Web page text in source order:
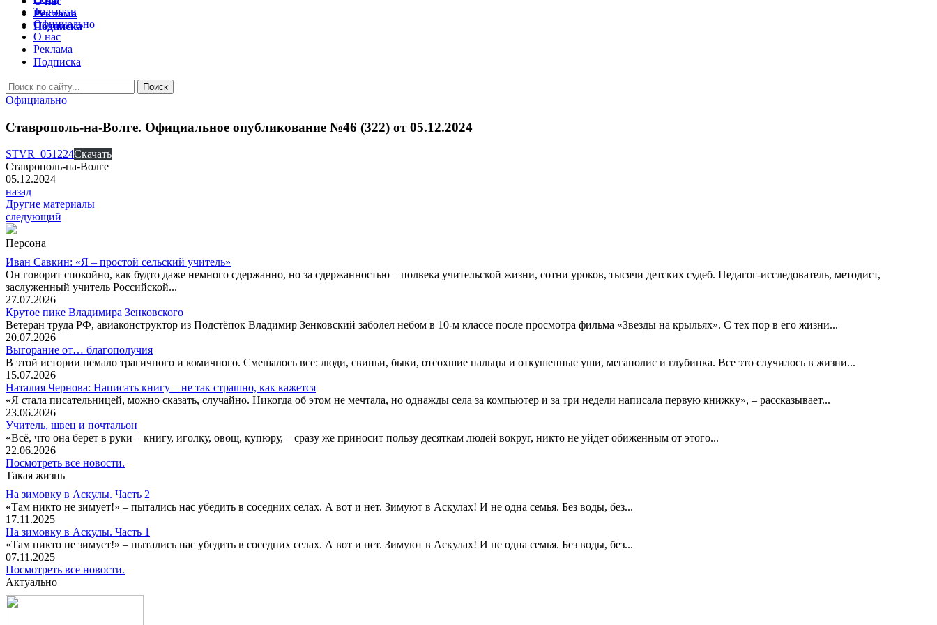
Тольятти
Официально
О нас
Реклама
Подписка
Официально
Ставрополь-на-Волге. Официальное опубликование №46 (322) от 05.12.2024
STVR_051224Скачать
Ставрополь-на-Волге
05.12.2024
назад
Другие материалы
следующий
Персона
Иван Савкин: «Я – простой сельский учитель»
Он говорит спокойно, как будто даже немного сдержанно, но за сдержанностью – полвека учительской жизни, сотни уроков, тысячи детских судеб. Педагог-исследователь, методист,
заслуженный учитель Российской...
27.07.2026
Крутое пике Владимира Зенковского
Ветеран труда РФ, авиаконструктор из Подстёпок Владимир Зенковский заболел небом в 10-м классе после просмотра фильма «Звезды на крыльях». С тех пор в его жизни...
20.07.2026
Выгорание от… благополучия
В этой истории немало трагичного и комичного. Смешалось все: люди, свиньи, быки, отсохшие пальцы и откушенные уши, мегаполис и глубинка. Все это случилось в жизни...
15.07.2026
Наталия Чернова: Написать книгу – не так страшно, как кажется
«Я стала писательницей, можно сказать, случайно. Никогда об этом не мечтала, но однажды села за компьютер и за три недели написала первую книжку», – рассказывает...
23.06.2026
Учитель, швец и почтальон
«Всё, что она берет в руки – книгу, иголку, овощ, купюру, – сразу же приносит пользу десяткам людей вокруг, никто не уйдет обиженным от этого...
22.06.2026
Посмотреть все новости.
Такая жизнь
На зимовку в Аскулы. Часть 2
«Там никто не зимует!» – пытались нас убедить в соседних селах. А вот и нет. Зимуют в Аскулах! И не одна семья. Без воды, без...
17.11.2025
На зимовку в Аскулы. Часть 1
«Там никто не зимует!» – пытались нас убедить в соседних селах. А вот и нет. Зимуют в Аскулах! И не одна семья. Без воды, без...
07.11.2025
Посмотреть все новости.
Актуально
Реклама
Подписка